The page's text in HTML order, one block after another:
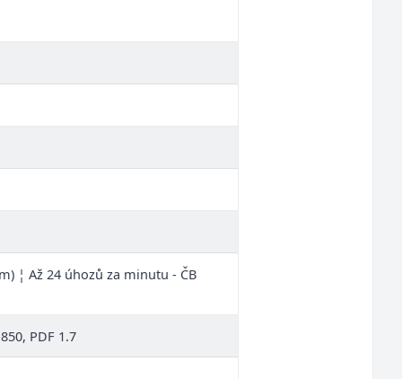
¦ Až 24 úhozů za minutu - ČB
PDF 1.7